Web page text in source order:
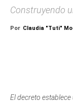
Construyendo
Por Claudia "Tuti"
El decreto